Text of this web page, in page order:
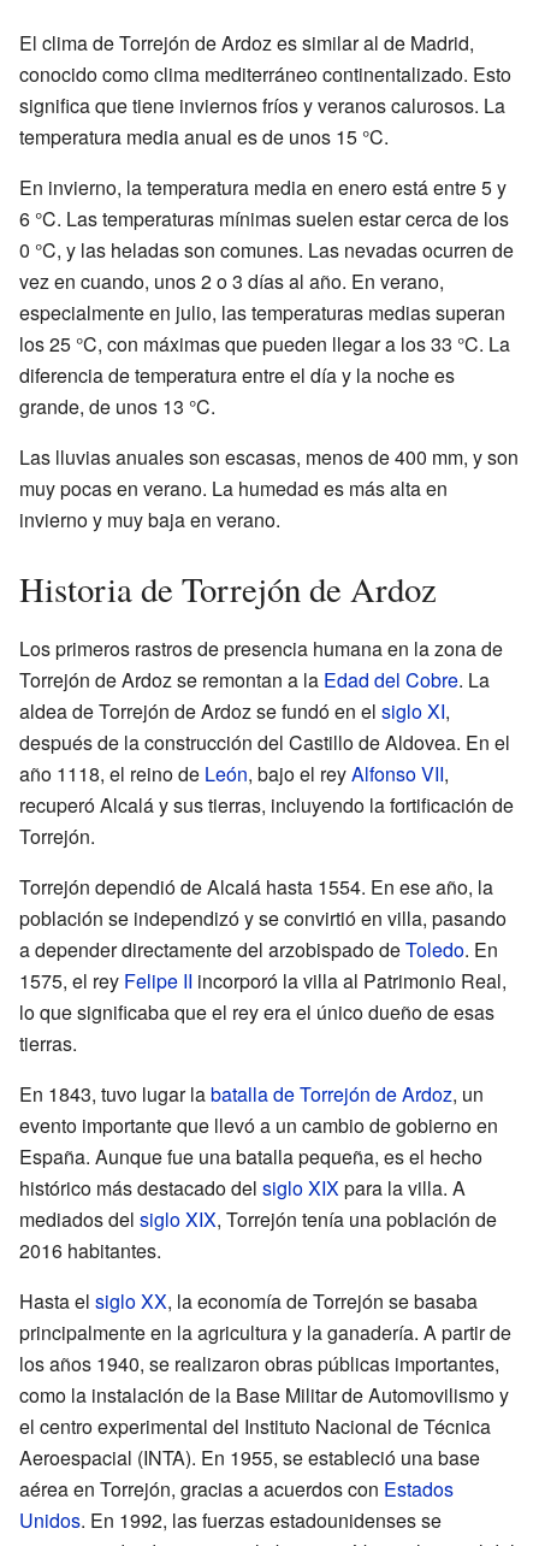
El clima de Torrejón de Ardoz es similar al de Madrid,
conocido como clima mediterráneo continentalizado. Esto
significa que tiene inviernos fríos y veranos calurosos. La
temperatura media anual es de unos 15 °C.
En invierno, la temperatura media en enero está entre 5 y
6 °C. Las temperaturas mínimas suelen estar cerca de los
0 °C, y las heladas son comunes. Las nevadas ocurren de
vez en cuando, unos 2 o 3 días al año. En verano,
especialmente en julio, las temperaturas medias superan
los 25 °C, con máximas que pueden llegar a los 33 °C. La
diferencia de temperatura entre el día y la noche es
grande, de unos 13 °C.
Las lluvias anuales son escasas, menos de 400 mm, y son
muy pocas en verano. La humedad es más alta en
invierno y muy baja en verano.
Historia de Torrejón de Ardoz
Los primeros rastros de presencia humana en la zona de
Torrejón de Ardoz se remontan a la Edad del Cobre. La
aldea de Torrejón de Ardoz se fundó en el siglo XI,
después de la construcción del Castillo de Aldovea. En el
año 1118, el reino de León, bajo el reyAlfonso VII,
recuperó Alcalá y sus tierras, incluyendo la fortificación de
Torrejón.
Torrejón dependió de Alcalá hasta 1554. En ese año, la
población se independizó y se convirtió en villa, pasando
a depender directamente del arzobispado deToledo. En
1575, el rey Felipe II incorporó la villa al Patrimonio Real,
lo que significaba que el rey era el único dueño de esas
tierras.
En 1843, tuvo lugar labatalla de Torrejón de Ardoz, un
evento importante que llevó a un cambio de gobierno en
España. Aunque fue una batalla pequeña, es el hecho
histórico más destacado del siglo XIXpara la villa. A
mediados del siglo XIX, Torrejón tenía una población de
2016 habitantes.
Hasta el siglo XX, la economía de Torrejón se basaba
principalmente en la agricultura y la ganadería. A partir de
los años 1940, se realizaron obras públicas importantes,
como la instalación de la Base Militar de Automovilismo y
el centro experimental del Instituto Nacional de Técnica
Aeroespacial (INTA). En 1955, se estableció una base
aérea en Torrejón, gracias a acuerdos con Estados
Unidos. En 1992, las fuerzas estadounidenses se